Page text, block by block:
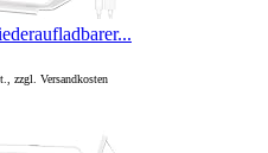
zzgl. Versandkosten